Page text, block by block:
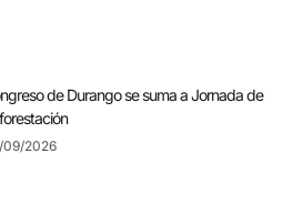
de Durango se suma a Jornada de
09/2026